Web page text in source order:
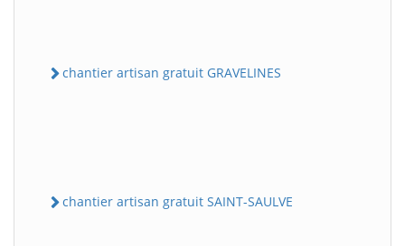
chantier artisan gratuit GRAVELINES
chantier artisan gratuit SAINT-SAULVE